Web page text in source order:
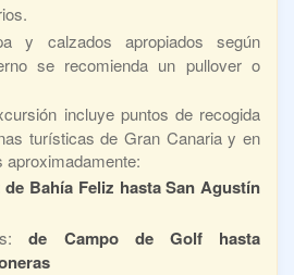
y calzados apropiados según
se recomienda un pullover o
incluye puntos de recogida
turísticas de Gran Canaria y en
aproximadamente:
de Bahía Feliz hasta San Agustín
de Campo de Golf hasta